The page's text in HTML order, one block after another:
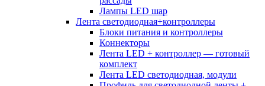
Лампы LED шар
Лента светодиодная+контроллеры
Блоки питания и контроллеры
Коннекторы
Лента LED + контроллер — готовый
комплект
Лента LED светодиодная, модули